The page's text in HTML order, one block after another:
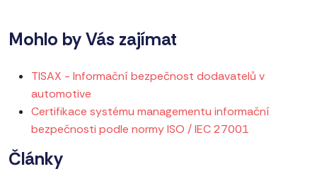
Mohlo by Vás zajímat
TISAX - Informační bezpečnost dodavatelů v
automotive
Certifikace systému managementu informační
bezpečnosti podle normy ISO / IEC 27001
Články